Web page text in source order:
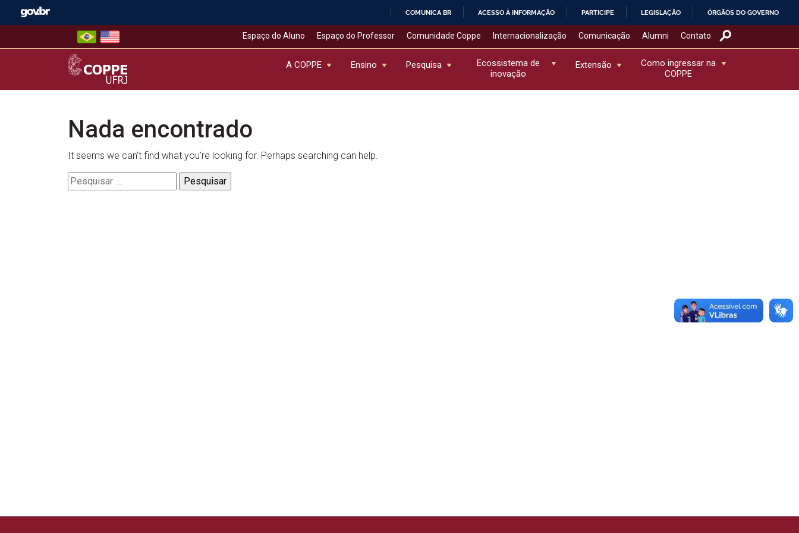
COMUNICA BR ACESSO À INFORMAÇÃO PARTICIPE LEGISLAÇÃO ÓRGÃOS DO GOVERNO
Espaço do Aluno Espaço do Professor Comunidade Coppe Internacionalização Comunicação Alumni Contato
COPPE – UFRJ
A COPPE Ensino Pesquisa
Ecossistema de
inovação
Extensão
Como ingressar na
COPPE
Nada encontrado
It seems we can’t find what you’re looking for. Perhaps searching can help.
Pesquisar
por: